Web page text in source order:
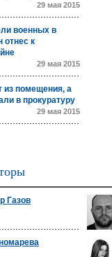
29 мая 2015
военных в
отнес к
29 мая 2015
из помещения, а
в прокуратуру
29 мая 2015
Газов